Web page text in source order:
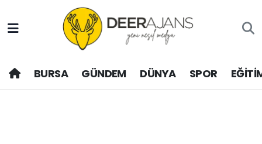
BURSA GÜNDEM DÜNYA SPOR
Hava Durumu
Trafik Durumu